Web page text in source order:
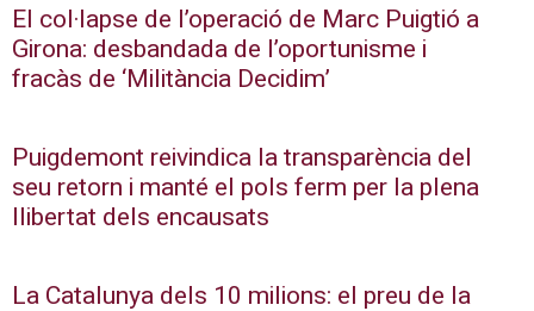
El col·lapse de l’operació de Marc Puigtió a
Girona: desbandada de l’oportunisme i
fracàs de ‘Militància Decidim’
Puigdemont reivindica la transparència del
seu retorn i manté el pols ferm per la plena
llibertat dels encausats
La Catalunya dels 10 milions: el preu de la